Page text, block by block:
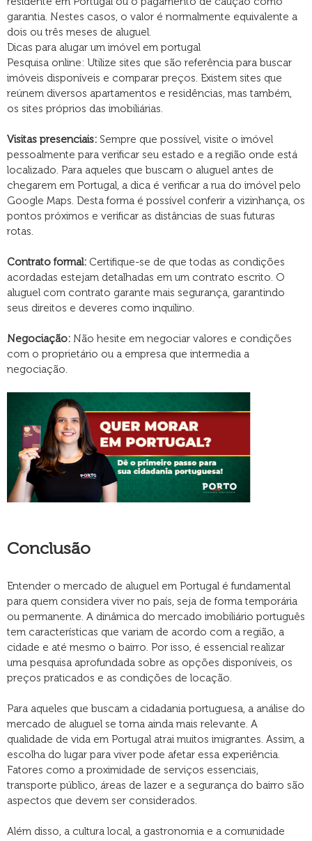
garantia. Nestes casos, o valor é normalmente equivalente a
dois ou três meses de aluguel.
Dicas para alugar um imóvel em portugal
Pesquisa online: Utilize sites que são referência para buscar
imóveis disponíveis e comparar preços. Existem sites que
reúnem diversos apartamentos e residências, mas também,
os sites próprios das imobiliárias.​
Visitas presenciais: Sempre que possível, visite o imóvel
pessoalmente para verificar seu estado e a região onde está
localizado.​ Para aqueles que buscam o aluguel antes de
chegarem em Portugal, a dica é verificar a rua do imóvel pelo
Google Maps. Desta forma é possível conferir a vizinhança, os
pontos próximos e verificar as distâncias de suas futuras
rotas.
Contrato formal: Certifique-se de que todas as condições
acordadas estejam detalhadas em um contrato escrito. O
aluguel com contrato garante mais segurança, garantindo
seus direitos e deveres como inquilino.​
Negociação: Não hesite em negociar valores e condições
com o proprietário ou a empresa que intermedia a
negociação.
Conclusão
Entender o mercado de aluguel em Portugal é fundamental
para quem considera viver no país, seja de forma temporária
ou permanente. A dinâmica do mercado imobiliário português
tem características que variam de acordo com a região, a
cidade e até mesmo o bairro. Por isso, é essencial realizar
uma pesquisa aprofundada sobre as opções disponíveis, os
preços praticados e as condições de locação.
Para aqueles que buscam a cidadania portuguesa, a análise do
mercado de aluguel se torna ainda mais relevante. A
qualidade de vida em Portugal atrai muitos imigrantes. Assim, a
escolha do lugar para viver pode afetar essa experiência.
Fatores como a proximidade de serviços essenciais,
transporte público, áreas de lazer e a segurança do bairro são
aspectos que devem ser considerados.
Além disso, a cultura local, a gastronomia e a comunidade